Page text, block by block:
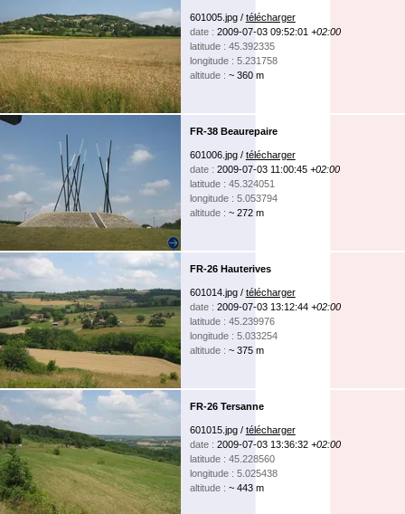
601005.jpg / télécharger
date : 2009-07-03 09:52:01 +02:00
latitude : 45.392335
longitude : 5.231758
altitude : ~ 360 m
FR-38 Beaurepaire
601006.jpg / télécharger
date : 2009-07-03 11:00:45 +02:00
latitude : 45.324051
longitude : 5.053794
altitude : ~ 272 m
FR-26 Hauterives
601014.jpg / télécharger
date : 2009-07-03 13:12:44 +02:00
latitude : 45.239976
longitude : 5.033254
altitude : ~ 375 m
FR-26 Tersanne
601015.jpg / télécharger
date : 2009-07-03 13:36:32 +02:00
latitude : 45.228560
longitude : 5.025438
altitude : ~ 443 m